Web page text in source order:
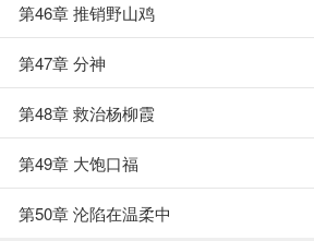
第46章 推销野山鸡
第47章 分神
第48章 救治杨柳霞
第49章 大饱口福
第50章 沦陷在温柔中